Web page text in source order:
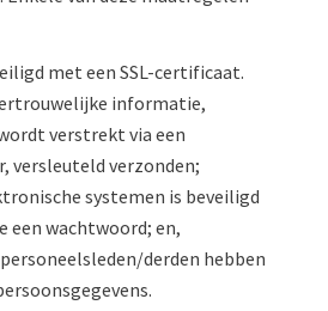
met een SSL-certificaat.
informatie,
verstrekt via een
versleuteld verzonden;
systemen is beveiligd
een wachtwoord; en,
derden hebben